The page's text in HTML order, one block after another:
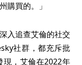
購買的。」
入追查艾倫的社交
社群，都充斥批
現，艾倫在2022年